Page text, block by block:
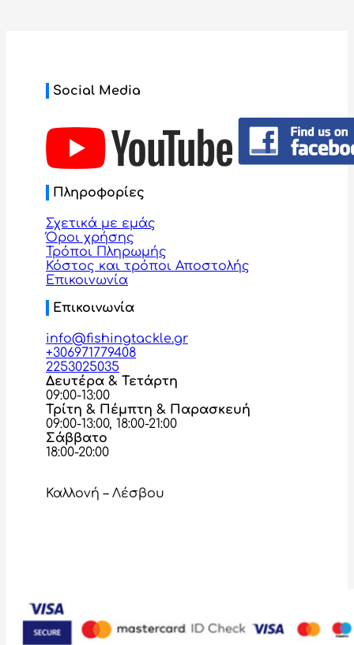
Social Media
Πληροφορίες
Σχετικά με εμάς
Όροι χρήσης
Τρόποι Πληρωμής
Κόστος και τρόποι Αποστολής
Επικοινωνία
Επικοινωνία
info@fishingtackle.gr
+306971779408
2253025035
Δευτέρα & Τετάρτη
09:00-13:00
Τρίτη & Πέμπτη & Παρασκευή
09:00-13:00, 18:00-21:00
Σάββατο
18:00-20:00
Καλλονή – Λέσβου